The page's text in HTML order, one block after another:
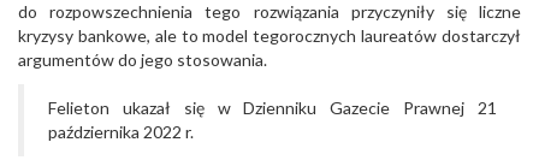
do rozpowszechnienia tego rozwiązania przyczyniły się liczne
kryzysy bankowe, ale to model tegorocznych laureatów dostarczył
argumentów do jego stosowania.
Felieton ukazał się w Dzienniku Gazecie Prawnej 21
października 2022 r.